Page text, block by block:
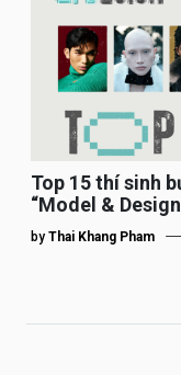
Top 15 thí sinh
“Model &
by Thai Khang Pham